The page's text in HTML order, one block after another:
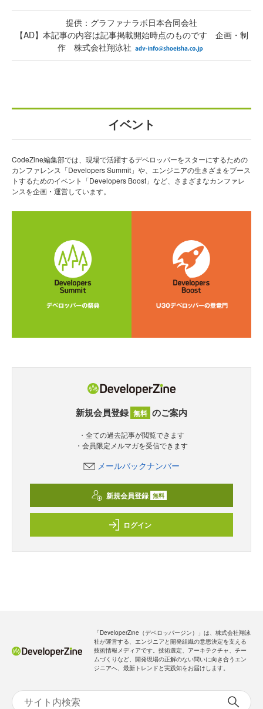
提供：グラファナラボ日本合同会社
【AD】本記事の内容は記事掲載開始時点のものです 企画・制
作 株式会社翔泳社
イベント
CodeZine編集部では、現場で活躍するデベロッパーをスターにするための
カンファレンス「Developers Summit」や、エンジニアの生きざまをブース
トするためのイベント「Developers Boost」など、さまざまなカンファレ
ンスを企画・運営しています。
新規会員登録 無料 のご案内
・全ての過去記事が閲覧できます
・会員限定メルマガを受信できます
メールバックナンバー
新規会員登録 無料
ログイン
「DeveloperZine（デベロッパージン）」は、株式会社翔泳
社が運営する、エンジニアと開発組織の意思決定を支える
技術情報メディアです。技術選定、アーキテクチャ、チー
ムづくりなど、開発現場の正解のない問いに向き合うエン
ジニアへ、最新トレンドと実践知をお届けします。